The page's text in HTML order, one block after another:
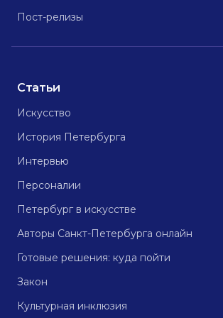
Пост-релизы
Статьи
Искусство
История Петербурга
Интервью
Персоналии
Петербург в искусстве
Авторы Санкт-Петербурга онлайн
Готовые решения: куда пойти
Закон
Культурная инклюзия